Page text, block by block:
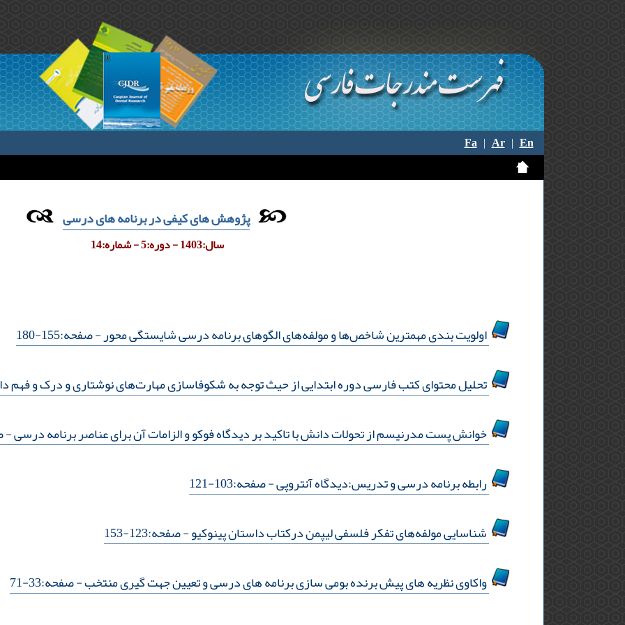
Fa|Ar|En
پژوهش های کیفی در برنامه های درسی
سال:1403 - دوره:5 - شماره:14
اولویت بندی مهمترین شاخص‌ها و مولفه‌‌های الگوهای برنامه درسی شایستگی محور- صفحه:155-180
تحلیل محتوای کتب فارسی دوره ابتدایی از حیث توجه به شکوفاسازی مهارت‌های نوشتاری و درک و فهم
خوانش پست مدرنیسم از تحولات دانش با تاکید بر دیدگاه فوکو و الزامات آن برای عناصر برنامه درسی-
رابطه برنامه درسی و تدریس:دیدگاه آنتروپی- صفحه:103-121
شناسایی مولفه‌های تفکر فلسفی لیپمن درکتاب داستان پینوکیو- صفحه:123-153
واکاوی نظریه های پیش برنده بومی سازی برنامه های درسی و تعیین جهت گیری منتخب- صفحه:33-71